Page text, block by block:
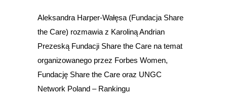
Aleksandra Harper-Wałęsa (Fundacja Share
the Care) rozmawia z Karoliną Andrian
Prezeską Fundacji Share the Care na temat
organizowanego przez Forbes Women,
Fundację Share the Care oraz UNGC
Network Poland – Rankingu